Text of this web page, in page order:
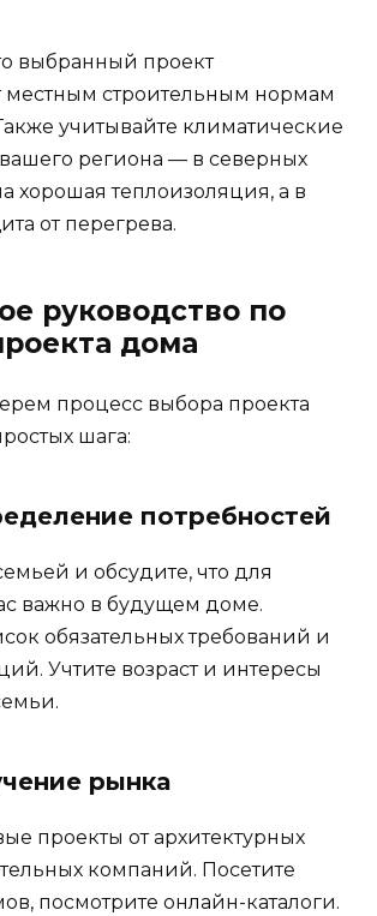
выбранный проект
местным строительным нормам
учитывайте климатические
региона — в северных
хорошая теплоизоляция, а в
от перегрева.
руководство по
дома
процесс выбора проекта
шага:
потребностей
и обсудите, что для
важно в будущем доме.
обязательных требований и
Учтите возраст и интересы
рынка
проекты от архитектурных
компаний. Посетите
посмотрите онлайн-каталоги.